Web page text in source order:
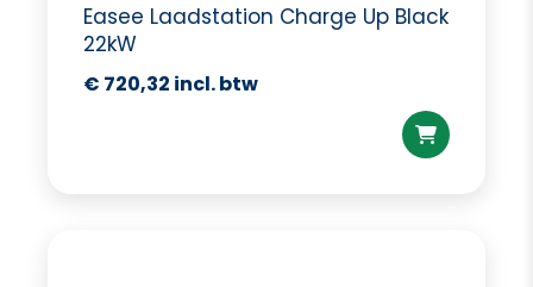
Easee Laadstation Charge Up Black
22kW
€ 720,32